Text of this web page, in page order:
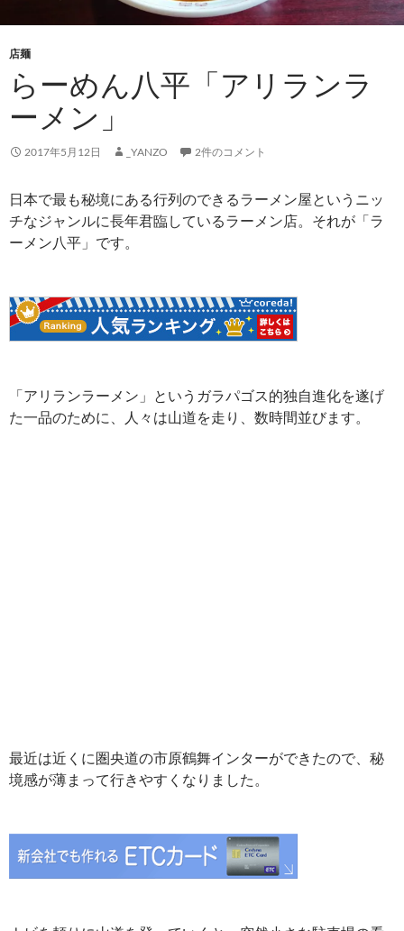
店麺
らーめん八平「アリランラ
ーメン」
2017年5月12日 _YANZO 2件のコメント
日本で最も秘境にある行列のできるラーメン屋というニッ
チなジャンルに長年君臨しているラーメン店。それが「ラ
ーメン八平」です。
「アリランラーメン」というガラパゴス的独自進化を遂げ
た一品のために、人々は山道を走り、数時間並びます。
最近は近くに圏央道の市原鶴舞インターができたので、秘
境感が薄まって行きやすくなりました。